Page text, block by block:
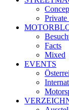
Private
Facts
Mixed
EVENTS